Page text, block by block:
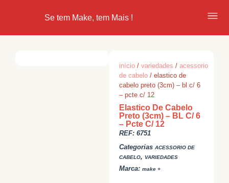
Se tem Make, tem Mais !
início /variedades /acessorio
de cabelo / elastico de
cabelo preto (3cm) – bl c/ 6
– pcte c/ 12
Elastico De Cabelo
Preto (3cm) – BL C/ 6
– Pcte C/ 12
REF:6751
Categorias ACESSORIO DE
CABELO, VARIEDADES
Marca:make +